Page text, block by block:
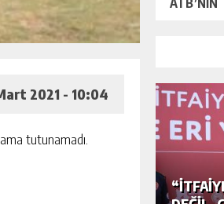
2021 - 10:04
tutunamadı.
ATB’NİN
YALNIZCA BIR MESLEK